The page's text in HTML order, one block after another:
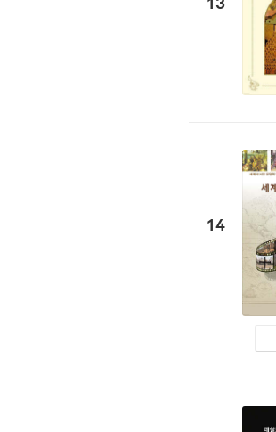
14